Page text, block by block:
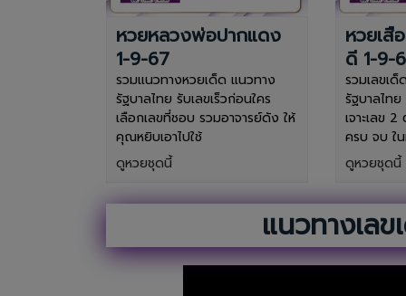
หวยหลวงพ่อปากแดง
1-9-67
รวมแนวทางหวยเด็ด แนวทาง
รัฐบาลไทย รับเลขเร็วก่อนใคร
เลือกเลขที่ชอบ รวมอาจารย์ดัง ให้
คุณหยิบเอาไปใช้
ดูหวยชุดนี้
หวยเสื
ดี 1-9-
รวมเลขเ
รัฐบาลไท
เจาะเลข
ครบ จบ ใ
ดูหวยชุดนี้
แนวทางเล